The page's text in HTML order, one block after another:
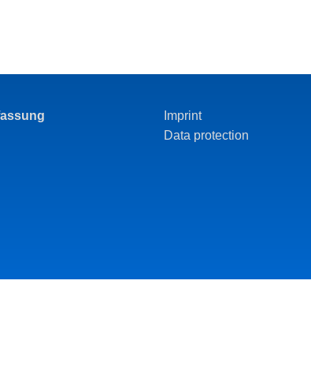
Imprint
Data protection